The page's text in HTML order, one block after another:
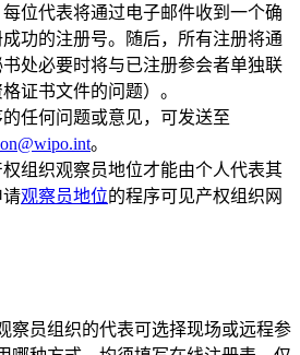
位代表将通过电子邮件收到一个确
功的注册号。随后，所有注册将通
处必要时将与已注册参会者单独联
证书文件的问题）。
任何问题或意见，可发送至
。
组织观察员地位才能由个人代表其
请观察员地位的程序可见产权组织网
察员组织的代表可选择现场或远程参